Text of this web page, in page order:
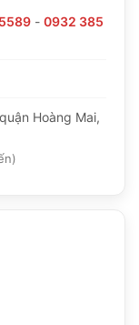
- 0932 385
Hoàng Mai,